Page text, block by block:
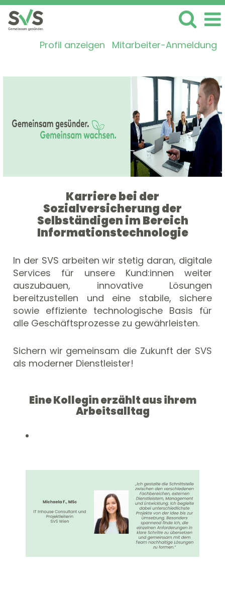
Profil anzeigen Mitarbeiter-Anmeldung
Karriere bei der
Sozialversicherung der
Selbständigen im Bereich
Informationstechnologie
In der SVS arbeiten wir stetig daran, digitale
Services für unsere Kund:innen weiter
auszubauen, innovative Lösungen
bereitzustellen und eine stabile, sichere
sowie effiziente technologische Basis für
alle Geschäftsprozesse zu gewährleisten.
Sichern wir gemeinsam die Zukunft der SVS
als moderner Dienstleister!
Eine Kollegin erzählt aus ihrem
Arbeitsalltag